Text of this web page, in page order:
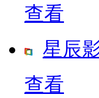
查看
星辰
查看